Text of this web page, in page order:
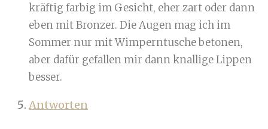
kräftig farbig im Gesicht, eher zart oder dann
eben mit Bronzer. Die Augen mag ich im
Sommer nur mit Wimperntusche betonen,
aber dafür gefallen mir dann knallige Lippen
besser.
Antworten